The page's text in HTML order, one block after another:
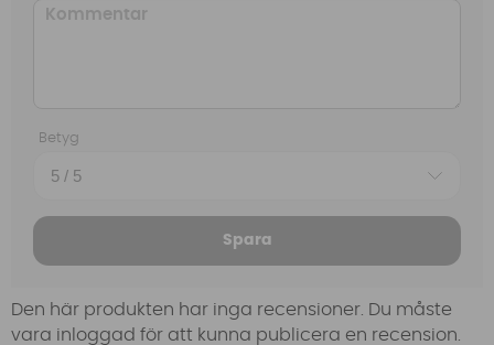
Betyg
Spara
Den här produkten har inga recensioner. Du måste
vara inloggad för att kunna publicera en recension.